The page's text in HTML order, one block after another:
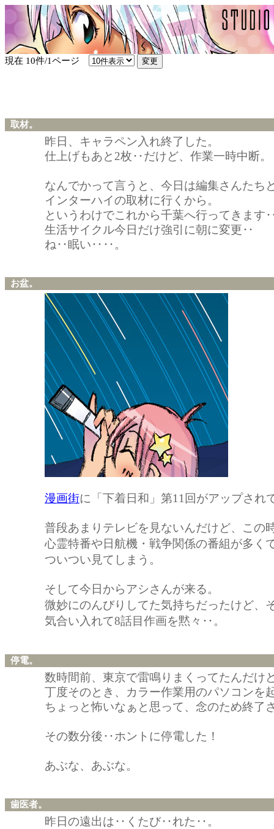
現在 10件/1ページ
取材。
昨日、キャラペン入れ終了した。
仕上げもあと2枚‥だけど、作業一時中断。
なんでかって言うと、今日は編集さんたち
インターハイの取材に行くから。
というわけでこれから千葉へ行ってきます
生活サイクル今日だけ強引に朝に変更‥
ね‥眠い‥‥。
お盆。
漫画街に「下着日和」第11回がアップされ
普段あまりテレビを見ないんだけど、この
心霊特番や日航機・戦争関係の番組が多く
ついつい見てしまう。
そして今日からアシさんが来る。
微妙にのんびりしてた気持ちだったけど、
気合い入れて8話目作画を黙々‥。
停電。
数時間前、東京で雷鳴りまくってたんだけ
丁度そのとき、カラー作業用のパソコンを
ちょっと怖いなぁと思って、念のため終了
その数分後‥ホントに停電した！
あぶな、あぶな。
歯医者。
昨日の遠出は‥くたび‥れた‥。